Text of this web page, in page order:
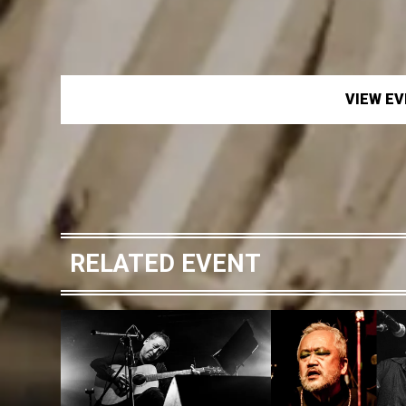
VIEW
RELATED EVENT